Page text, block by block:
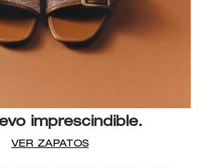
imprescindible.
VER ZAPATOS